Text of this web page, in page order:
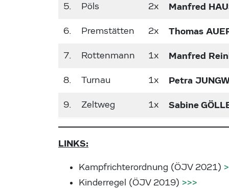
5. Pöls 2x Manfred
6. Premstätten 2x Thomas
7. Rottenmann 1x Manfred
8. Turnau 1x Petra
9. Zeltweg 1x Sabine
LINKS:
Kampfrichterordnung (ÖJV 2021)
Kinderregel (ÖJV 2019) >>>